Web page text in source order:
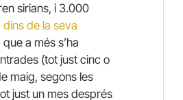
sirians, i 3.000
dins de la seva
a més s’ha
(tot just cinc o
maig, segons les
just un mes després